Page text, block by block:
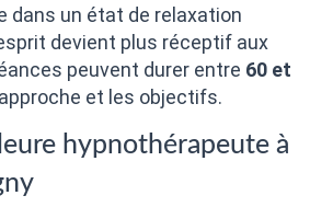
dans un état de relaxation
devient plus réceptif aux
peuvent durer entre 60 et
et les objectifs.
hypnothérapeute à